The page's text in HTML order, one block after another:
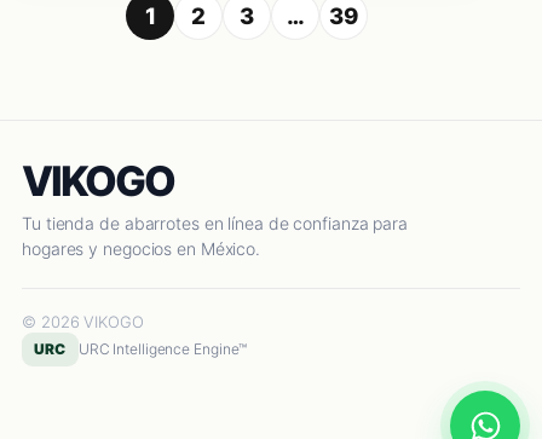
1 2 3 … 39
VIKOGO
Tu tienda de abarrotes en línea de confianza para
hogares y negocios en México.
© 2026 VIKOGO
URC URC Intelligence Engine™